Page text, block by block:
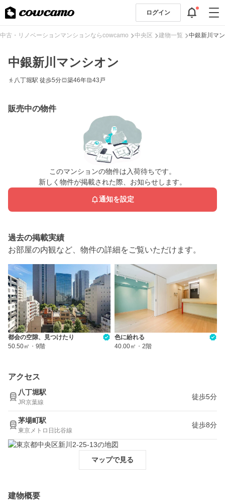
ログイン
中古・リノベーションマンションならcowcamo 中央区 建物一覧 中銀新川マ
中銀新川マンシオン
八丁堀駅 徒歩5分 築46年 43戸
販売中の物件
このマンションの物件は入荷待ちです。
新しく物件が掲載された際、お知らせします。
通知を設定
過去の掲載実績
お部屋の内観など、物件の詳細をご覧いただけます。
都会の空隙、見つけたり
50.50㎡ ・ 9階
色に紛れる
40.00㎡ ・ 2階
アクセス
八丁堀駅
JR京葉線
徒歩5分
茅場町駅
東京メトロ日比谷線
徒歩8分
マップで見る
建物概要